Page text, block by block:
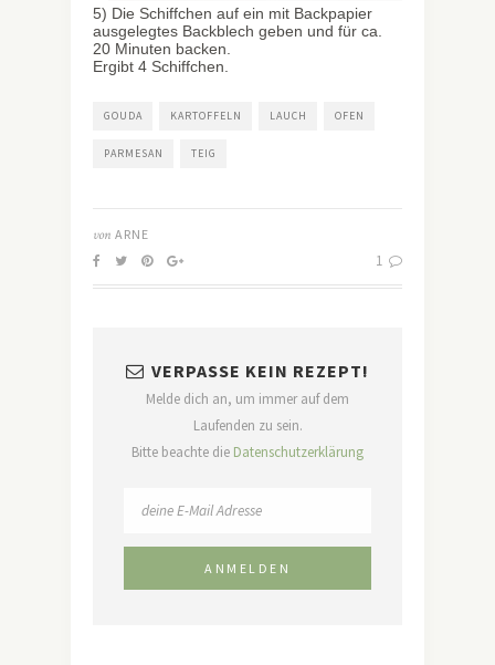
5) Die Schiffchen auf ein mit Backpapier
ausgelegtes Backblech geben und für ca.
20 Minuten backen.
Ergibt 4 Schiffchen.
GOUDA KARTOFFELN LAUCH OFEN
PARMESAN TEIG
von ARNE
1
VERPASSE KEIN REZEPT!
Melde dich an, um immer auf dem
Laufenden zu sein.
Bitte beachte die Datenschutzerklärung